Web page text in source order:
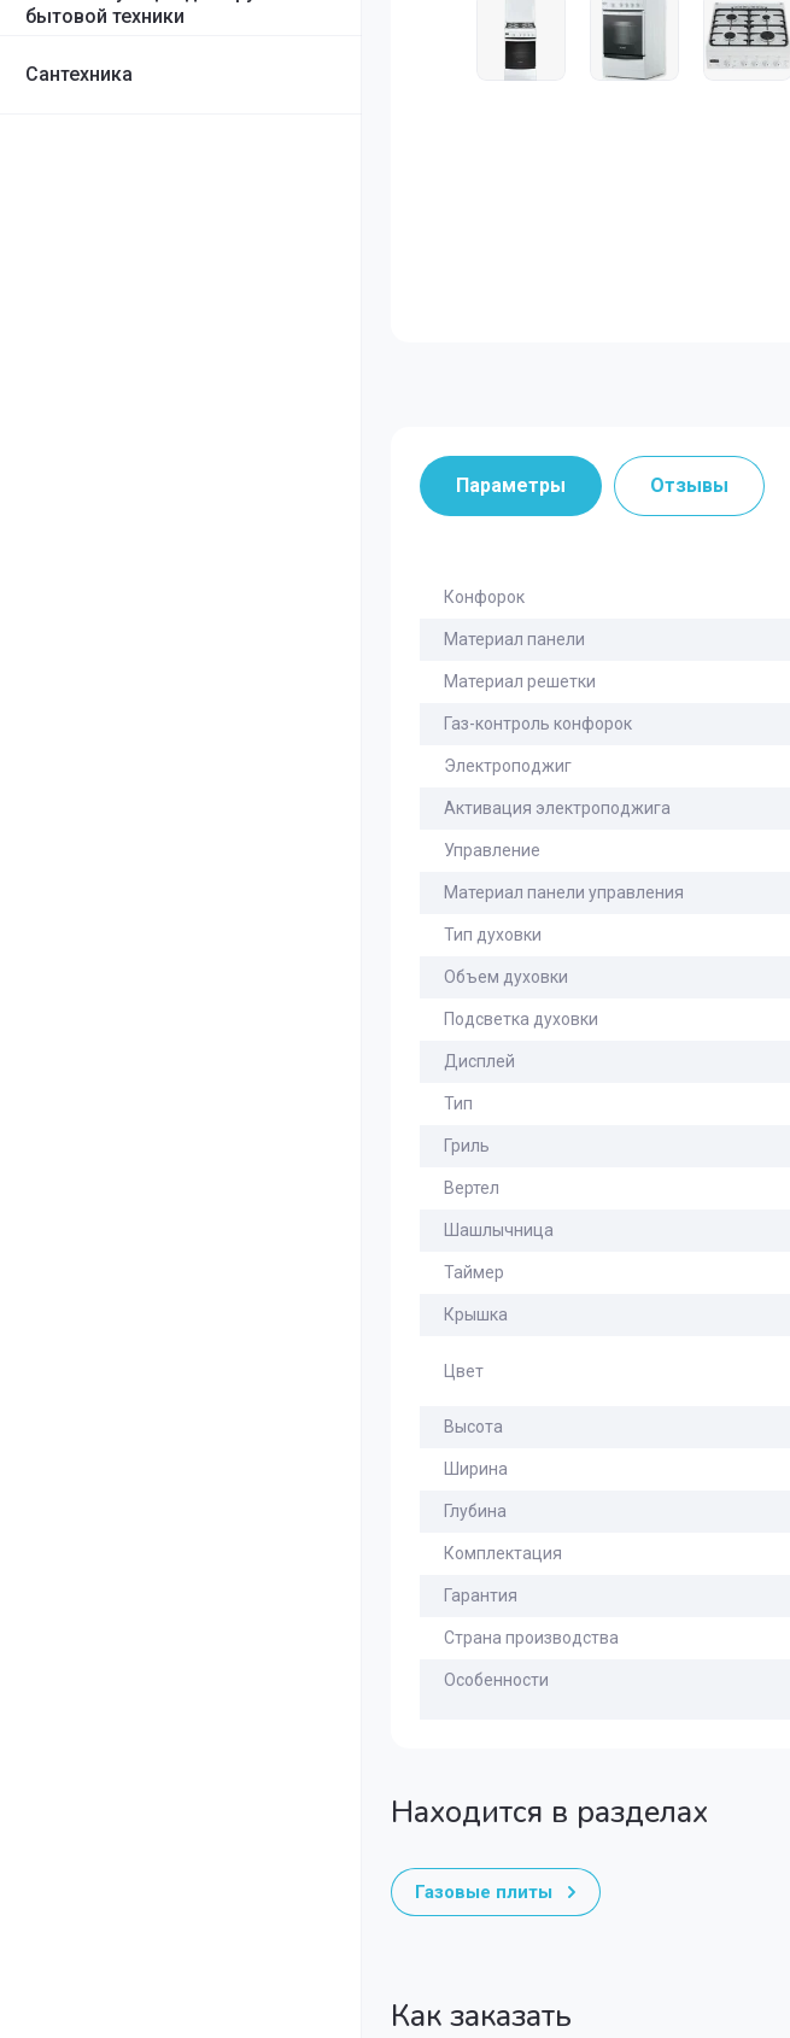
бытовой техники
Сантехника
Параметры Отзывы
Конфорок
Материал панели
Материал решетки
Газ-контроль конфорок
Электроподжиг
Активация электроподжига
Управление
Материал панели управления
Тип духовки
Объем духовки
Подсветка духовки
Дисплей
Тип
Гриль
Вертел
Шашлычница
Таймер
Крышка
Цвет
Высота
Ширина
Глубина
Комплектация
Гарантия
Страна производства
Особенности
Находится в разделах
Газовые плиты
Как заказать